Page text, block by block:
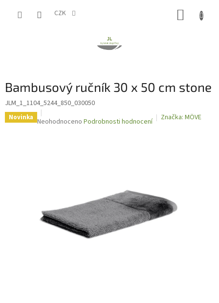
CZK
Bambusový ručník 30 x 50 cm stone
JLM_1_1104_5244_850_030050
Novinka Průměrné
Neohodnoceno Podrobnosti hodnocení Značka: MÖVE